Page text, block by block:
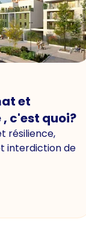
et
, c'est quoi?
résilience,
interdiction de